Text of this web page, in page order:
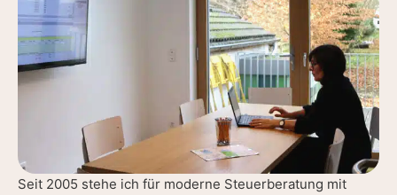
Seit 2005 stehe ich für moderne Steuerberatung mit